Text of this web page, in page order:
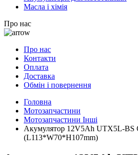
Масла і хімія
Про нас
Про нас
Контакти
Оплата
Доставка
Обмін і повернення
Головна
Мотозапчастини
Мотозапчастини Інші
Акумулятор 12V5Ah UTX5L-BS
(L113*W70*H107mm)